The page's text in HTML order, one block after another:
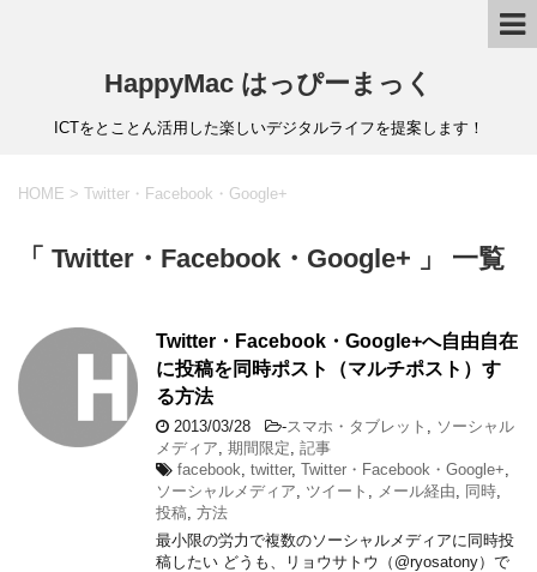
HappyMac はっぴーまっく
ICTをとことん活用した楽しいデジタルライフを提案します！
HOME > Twitter・Facebook・Google+
「 Twitter・Facebook・Google+ 」 一覧
Twitter・Facebook・Google+へ自由自在
に投稿を同時ポスト（マルチポスト）す
る方法
2013/03/28 -スマホ・タブレット
ソーシャル
メディア 期間限定 記事
facebook twitter, Twitter・Facebook・Google+
ソーシャルメディア
ツイート メール経由 同時
投稿 方法
最小限の労力で複数のソーシャルメディアに同時投
稿したい どうも、リョウサトウ（@ryosatony）で